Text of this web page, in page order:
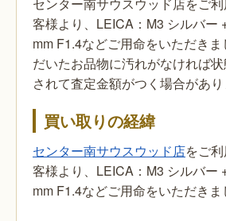
センター南サウスウッド店をご
客様より、LEICA：M3 シルバー
mm F1.4などご用命をいただき
だいたお品物に汚れがなければ
されて査定金額がつく場合があり
買い取りの経緯
センター南サウスウッド店をご
客様より、LEICA：M3 シルバー
mm F1.4などご用命をいただきま